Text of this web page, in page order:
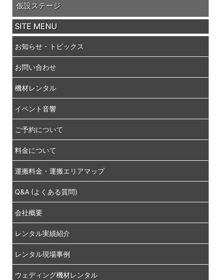
仮設ステージ
SITE MENU
お知らせ・トピックス
お問い合わせ
機材レンタル
イベント音響
ご予約について
料金について
運搬料金・運搬エリアマップ
Q&A (よくある質問)
会社概要
レンタル実績紹介
レンタル現場事例
ウェディング機材レンタル